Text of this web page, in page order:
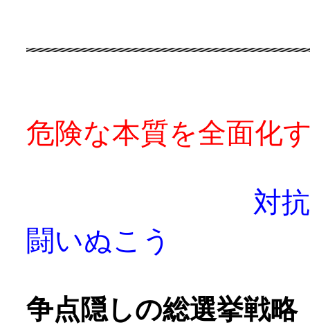
危険な本質を全面化
対抗軸を確
闘いぬこう
争点隠しの総選挙戦略